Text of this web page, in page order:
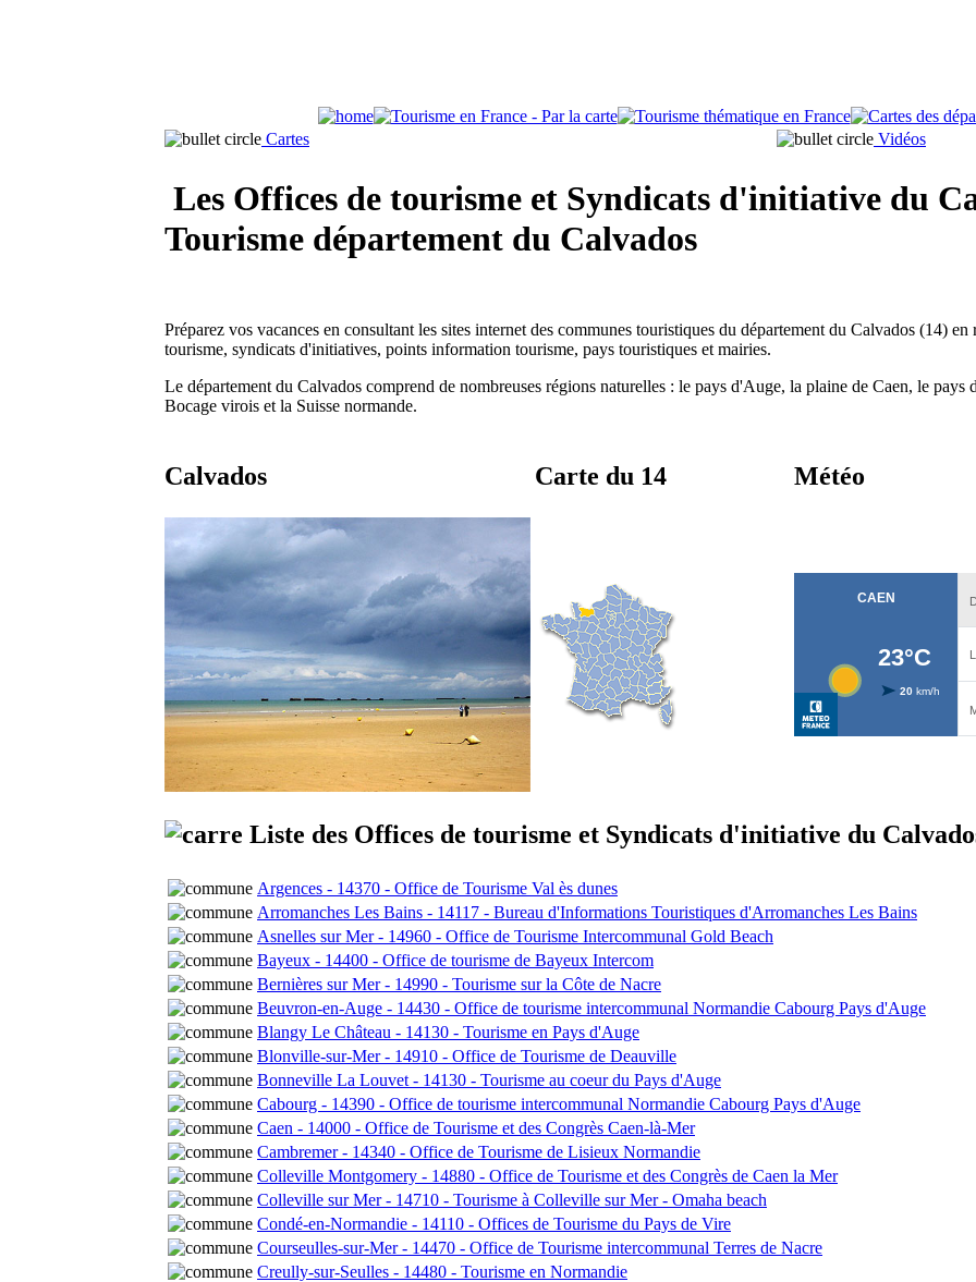
Cartes Vidéos
Les Offices de tourisme et Syndicats d'initiative du
Tourisme département du Calvados
Préparez vos vacances en consultant les sites internet des communes touristiques du département du Calvados (14)
tourisme, syndicats d'initiatives, points information tourisme, pays touristiques et mairies.
Le département du Calvados comprend de nombreuses régions naturelles : le pays d'Auge, la plaine de Caen, le pays
Bocage virois et la Suisse normande.
Calvados Carte du 14 Météo
Liste des Offices de tourisme et Syndicats d'initiative du
Argences - 14370 - Office de Tourisme Val ès dunes
Arromanches Les Bains - 14117 - Bureau d'Informations Touristiques d'Arromanches Les Bains
Asnelles sur Mer - 14960 - Office de Tourisme Intercommunal Gold Beach
Bayeux - 14400 - Office de tourisme de Bayeux Intercom
Bernières sur Mer - 14990 - Tourisme sur la Côte de Nacre
Beuvron-en-Auge - 14430 - Office de tourisme intercommunal Normandie Cabourg Pays d'Auge
Blangy Le Château - 14130 - Tourisme en Pays d'Auge
Blonville-sur-Mer - 14910 - Office de Tourisme de Deauville
Bonneville La Louvet - 14130 - Tourisme au coeur du Pays d'Auge
Cabourg - 14390 - Office de tourisme intercommunal Normandie Cabourg Pays d'Auge
Caen - 14000 - Office de Tourisme et des Congrès Caen-là-Mer
Cambremer - 14340 - Office de Tourisme de Lisieux Normandie
Colleville Montgomery - 14880 - Office de Tourisme et des Congrès de Caen la Mer
Colleville sur Mer - 14710 - Tourisme à Colleville sur Mer - Omaha beach
Condé-en-Normandie - 14110 - Offices de Tourisme du Pays de Vire
Courseulles-sur-Mer - 14470 - Office de Tourisme intercommunal Terres de Nacre
Creully-sur-Seulles - 14480 - Tourisme en Normandie